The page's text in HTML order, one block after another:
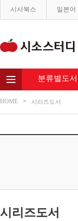
시사북스 일본어
분류별도서
HOME 시리즈도서
시리즈도서